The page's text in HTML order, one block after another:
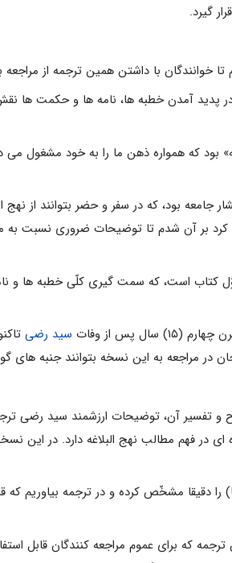
گیرد.
پدید آمدن خطبه ها، نامه ها و حکمت ها
بود که همواره ذهن ما را به خود مشغول
بود، که در سفر و حضر بتوانند از نهج
بر آن شدم تا توضیحات ضرورى نسبت به
کتاب است، که سمت گیرى کلّى خطبه ها و
سید رضى
مراجعه به این نسخه بتوانند جنبه هاى
و تفسیر آن، توضیحات ارزشمند سید رضى
در فهم مطالب نهج البلاغه دارد. در این
دقیقا مشخّص کرده و در ترجمه بیاوریم که
ترجمه که براى عموم مراجعه کنندگان قابل